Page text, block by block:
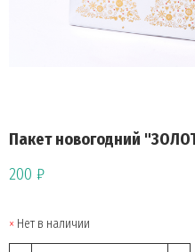
Пакет новогодний
200 ₽
Нет в наличии